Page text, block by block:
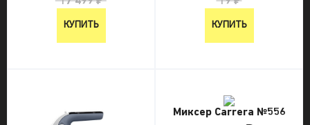
КУПИТЬ КУПИТЬ
Миксер Carrera №556